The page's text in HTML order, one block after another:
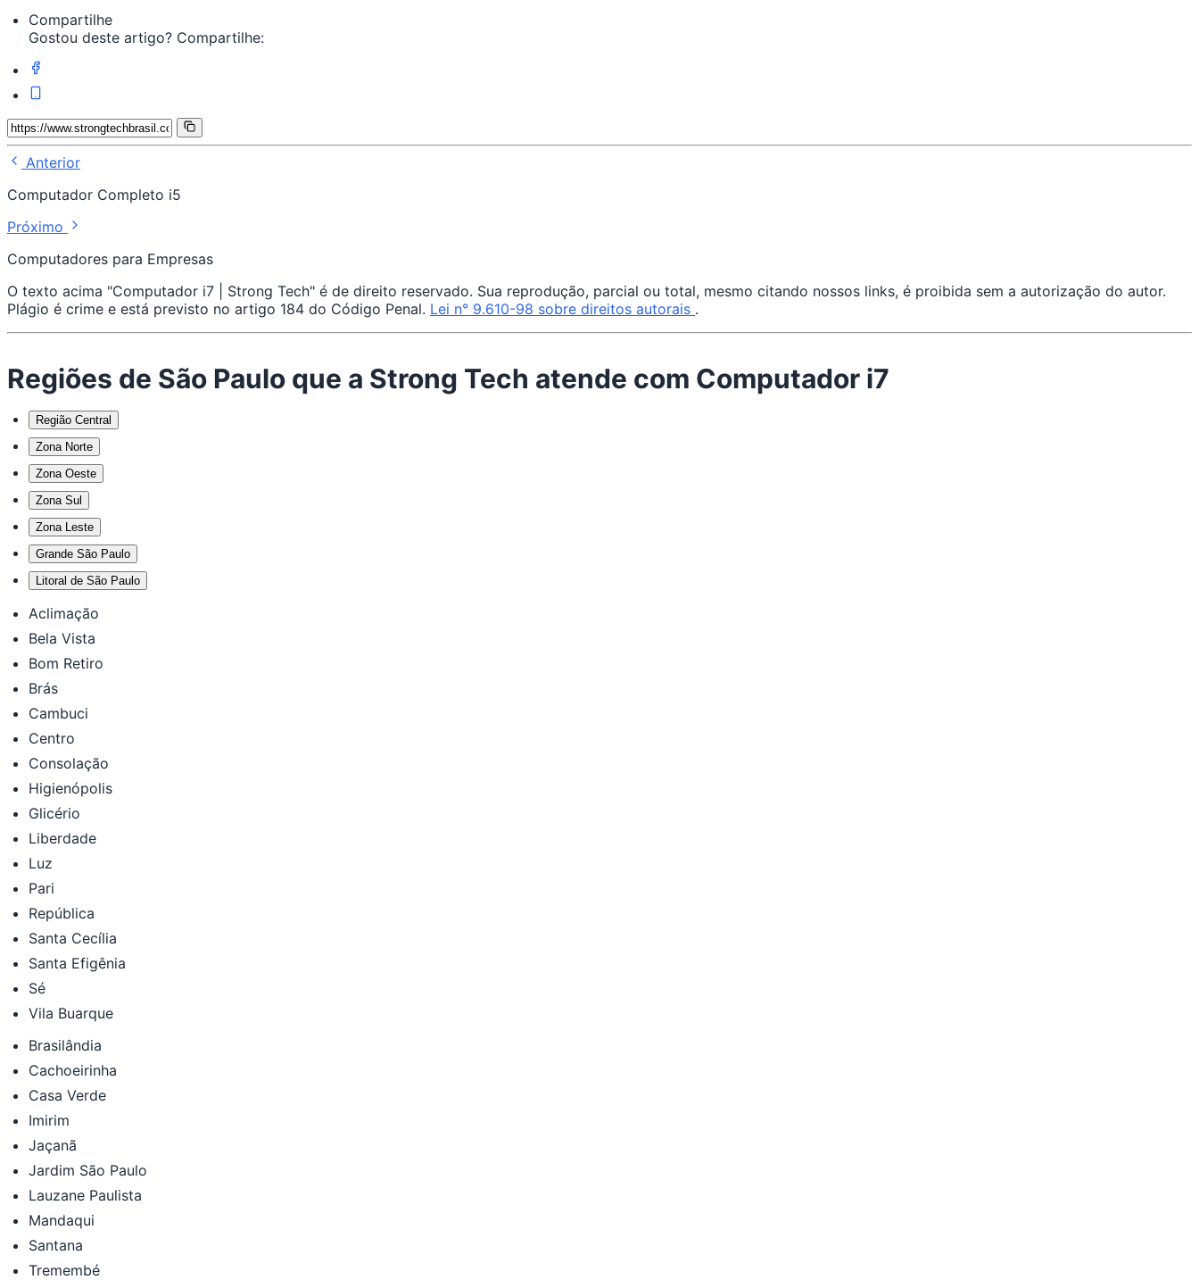
Compartilhe
Gostou deste artigo? Compartilhe:
Anterior
Computador Completo i5
Próximo
Computadores para Empresas
O texto acima "Computador i7 | Strong Tech" é de direito reservado. Sua reprodução, parcial ou total, mesmo citando nossos links, é proibida sem a autorização do autor.
Plágio é crime e está previsto no artigo 184 do Código Penal. Lei n° 9.610-98 sobre direitos autorais .
Regiões de São Paulo que a Strong Tech atende com Computador i7
Região Central
Zona Norte
Zona Oeste
Zona Sul
Zona Leste
Grande São Paulo
Litoral de São Paulo
Aclimação
Bela Vista
Bom Retiro
Brás
Cambuci
Centro
Consolação
Higienópolis
Glicério
Liberdade
Luz
Pari
República
Santa Cecília
Santa Efigênia
Sé
Vila Buarque
Brasilândia
Cachoeirinha
Casa Verde
Imirim
Jaçanã
Jardim São Paulo
Lauzane Paulista
Mandaqui
Santana
Tremembé